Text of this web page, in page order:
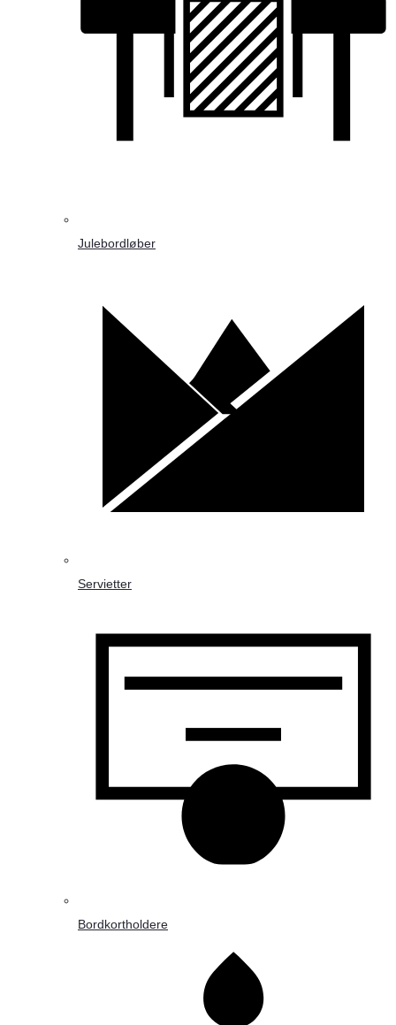
Julebordløber
Servietter
Bordkortholdere